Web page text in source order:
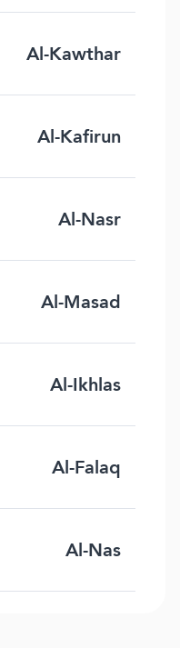
Al-Kawthar
Al-Kafirun
Al-Nasr
Al-Masad
Al-Ikhlas
Al-Falaq
Al-Nas